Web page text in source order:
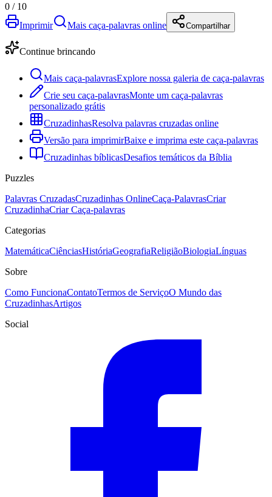
0 / 10
Imprimir
Mais caça-palavras online Compartilhar
Continue brincando
Mais caça-palavrasExplore nossa galeria de caça-palavras
Crie seu caça-palavrasMonte um caça-palavras
personalizado grátis
CruzadinhasResolva palavras cruzadas online
Versão para imprimirBaixe e imprima este caça-palavras
Cruzadinhas bíblicasDesafios temáticos da Bíblia
Puzzles
Palavras CruzadasCruzadinhas OnlineCaça-PalavrasCriar
CruzadinhaCriar Caça-palavras
Categorias
MatemáticaCiênciasHistóriaGeografiaReligiãoBiologiaLínguas
Sobre
Como FuncionaContatoTermos de ServiçoO Mundo das
CruzadinhasArtigos
Social